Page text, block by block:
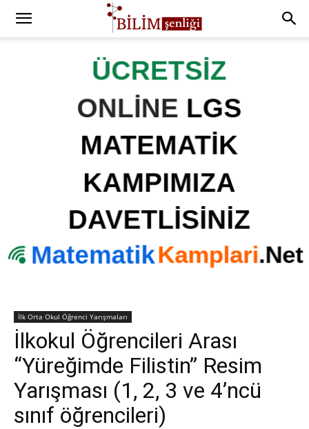
İlk Orta Okul Öğrenci Yarışmaları
İlkokul Öğrencileri Arası
“Yüreğimde Filistin” Resim
Yarışması (1, 2, 3 ve 4’ncü
sınıf öğrencileri)